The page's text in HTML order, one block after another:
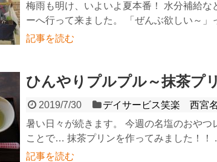
梅雨も明け、いよいよ夏本番！ 水分補給な
ーへ行って来ました。 「ぜんぶ欲しい～」
記事を読む
ひんやりプルプル～抹茶プ
2019/7/30
デイサービス笑楽 西宮
暑い日々が続きます。 今週の名塩のおやつ
ことで… 抹茶プリンを作ってみました！！
記事を読む